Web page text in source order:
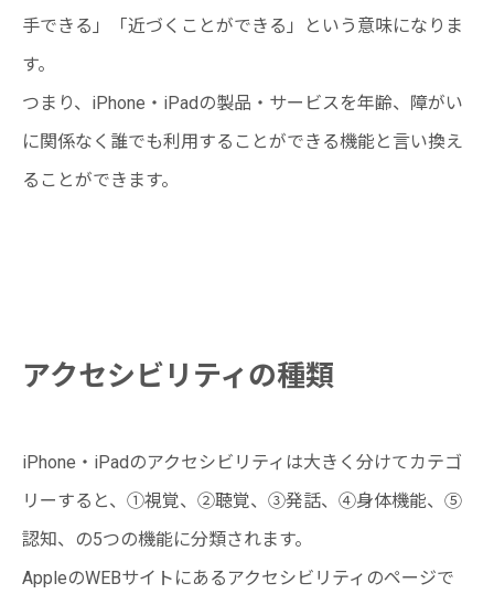
手できる」「近づくことができる」という意味になりま
す。
つまり、iPhone・iPadの製品・サービスを年齢、障がい
に関係なく誰でも利用することができる機能と言い換え
ることができます。
アクセシビリティの種類
iPhone・iPadのアクセシビリティは大きく分けてカテゴ
リーすると、①視覚、②聴覚、③発話、④身体機能、⑤
認知、の5つの機能に分類されます。
AppleのWEBサイトにあるアクセシビリティのページで